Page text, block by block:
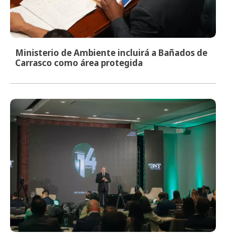
Ministerio de Ambiente incluirá a Bañados de
Carrasco como área protegida